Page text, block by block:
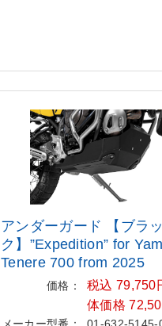
アンダーガード 【ブラ
ク】”Expedition” for
Tenere 700from 2025
価格：
税込 79,750
体価格
メーカー型番：
01-632-5145-